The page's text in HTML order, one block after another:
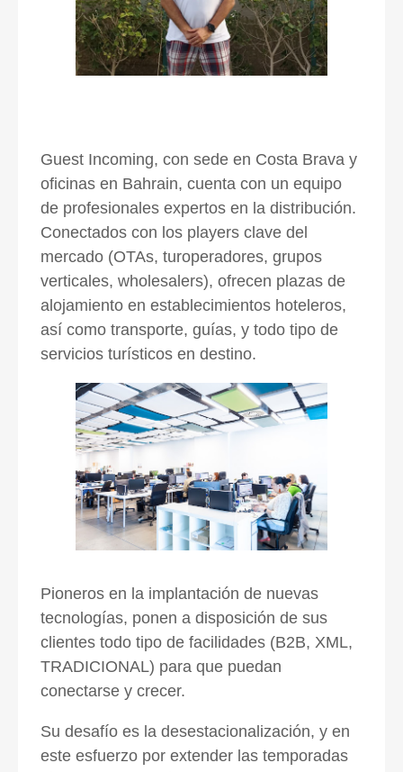
Guest Incoming, con sede en Costa Brava y
oficinas en Bahrain, cuenta con un equipo
de profesionales expertos en la distribución.
Conectados con los players clave del
mercado (OTAs, turoperadores, grupos
verticales, wholesalers), ofrecen plazas de
alojamiento en establecimientos hoteleros,
así como transporte, guías, y todo tipo de
servicios turísticos en destino.
Pioneros en la implantación de nuevas
tecnologías, ponen a disposición de sus
clientes todo tipo de facilidades (B2B, XML,
TRADICIONAL) para que puedan
conectarse y crecer.
Su desafío es la desestacionalización, y en
este esfuerzo por extender las temporadas